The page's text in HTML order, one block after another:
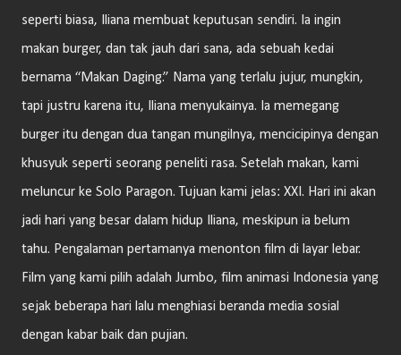
seperti biasa, Iliana membuat keputusan sendiri. Ia ingin
makan burger, dan tak jauh dari sana, ada sebuah kedai
bernama “Makan Daging.” Nama yang terlalu jujur, mungkin,
tapi justru karena itu, Iliana menyukainya. Ia memegang
burger itu dengan dua tangan mungilnya, mencicipinya dengan
khusyuk seperti seorang peneliti rasa. Setelah makan, kami
meluncur ke Solo Paragon. Tujuan kami jelas: XXI. Hari ini akan
jadi hari yang besar dalam hidup Iliana, meskipun ia belum
tahu. Pengalaman pertamanya menonton film di layar lebar.
Film yang kami pilih adalah Jumbo, film animasi Indonesia yang
sejak beberapa hari lalu menghiasi beranda media sosial
dengan kabar baik dan pujian.